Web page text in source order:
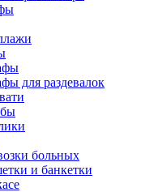
для раздевалок
больных
и банкетки